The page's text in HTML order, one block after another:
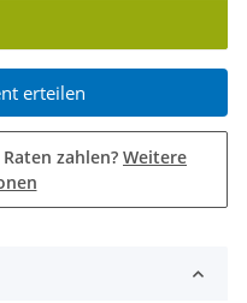
erteilen
zahlen? Weitere